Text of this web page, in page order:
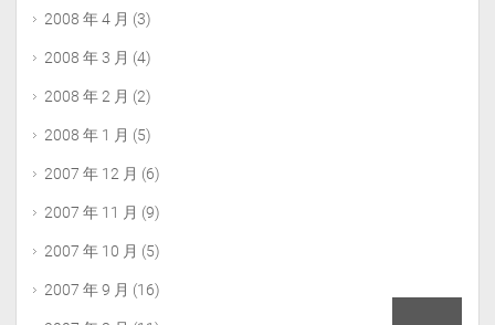
2008 年 4 月 (3)
2008 年 3 月 (4)
2008 年 2 月 (2)
2008 年 1 月 (5)
2007 年 12 月 (6)
2007 年 11 月 (9)
2007 年 10 月 (5)
2007 年 9 月 (16)